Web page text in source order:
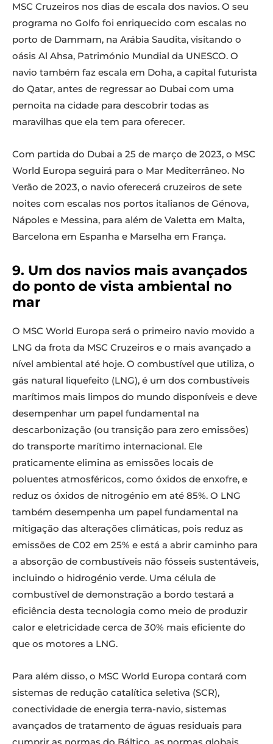
MSC Cruzeiros nos dias de escala dos navios. O seu
programa no Golfo foi enriquecido com escalas no
porto de Dammam, na Arábia Saudita, visitando o
oásis Al Ahsa, Património Mundial da UNESCO. O
navio também faz escala em Doha, a capital futurista
do Qatar, antes de regressar ao Dubai com uma
pernoita na cidade para descobrir todas as
maravilhas que ela tem para oferecer.
Com partida do Dubai a 25 de março de 2023, o MSC
World Europa seguirá para o Mar Mediterrâneo. No
Verão de 2023, o navio oferecerá cruzeiros de sete
noites com escalas nos portos italianos de Génova,
Nápoles e Messina, para além de Valetta em Malta,
Barcelona em Espanha e Marselha em França.
9. Um dos navios mais avançados
do ponto de vista ambiental no
mar
O MSC World Europa será o primeiro navio movido a
LNG da frota da MSC Cruzeiros e o mais avançado a
nível ambiental até hoje. O combustível que utiliza, o
gás natural liquefeito (LNG), é um dos combustíveis
marítimos mais limpos do mundo disponíveis e deve
desempenhar um papel fundamental na
descarbonização (ou transição para zero emissões)
do transporte marítimo internacional. Ele
praticamente elimina as emissões locais de
poluentes atmosféricos, como óxidos de enxofre, e
reduz os óxidos de nitrogénio em até 85%. O LNG
também desempenha um papel fundamental na
mitigação das alterações climáticas, pois reduz as
emissões de C02 em 25% e está a abrir caminho para
a absorção de combustíveis não fósseis sustentáveis,
incluindo o hidrogénio verde. Uma célula de
combustível de demonstração a bordo testará a
eficiência desta tecnologia como meio de produzir
calor e eletricidade cerca de 30% mais eficiente do
que os motores a LNG.
Para além disso, o MSC World Europa contará com
sistemas de redução catalítica seletiva (SCR),
conectividade de energia terra-navio, sistemas
avançados de tratamento de águas residuais para